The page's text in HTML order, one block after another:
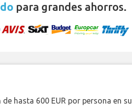
para grandes ahorros.
hasta 600 EUR por persona en su